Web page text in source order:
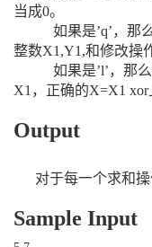
当成0。
如果是’q’，那么
整数X1,Y1,和修改操
如果是’l’，那么
X1，正确的X=X1 xor
Output
对于每一个求和操
Sample Input